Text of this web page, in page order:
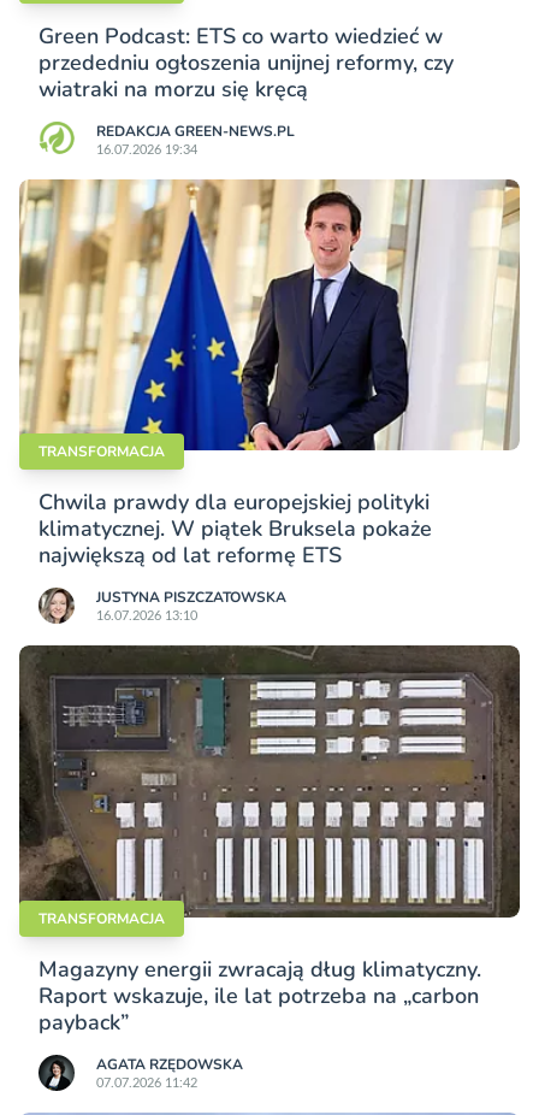
Green Podcast: ETS co warto wiedzieć w
przededniu ogłoszenia unijnej reformy, czy
wiatraki na morzu się kręcą
REDAKCJA GREEN-NEWS.PL
16.07.2026 19:34
TRANSFORMACJA
Chwila prawdy dla europejskiej polityki
klimatycznej. W piątek Bruksela pokaże
największą od lat reformę ETS
JUSTYNA PISZCZATOWSKA
16.07.2026 13:10
TRANSFORMACJA
Magazyny energii zwracają dług klimatyczny.
Raport wskazuje, ile lat potrzeba na „carbon
payback”
AGATA RZĘDOWSKA
07.07.2026 11:42